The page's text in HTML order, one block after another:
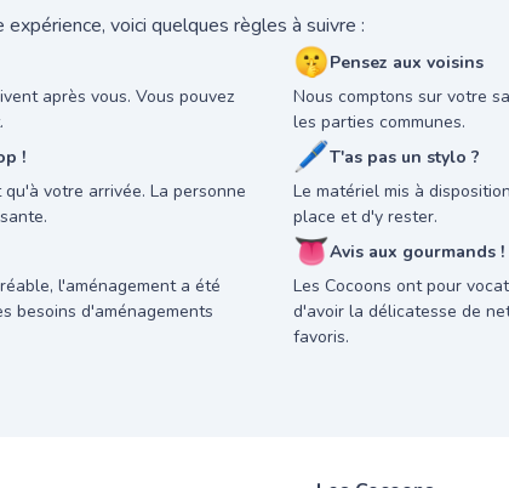
voici quelques règles à suivre :
après vous. Vous pouvez
!
votre arrivée. La personne
l'aménagement a été
besoins d'aménagements
🤫Pensez aux voisins
Nous comptons sur votre
les parties communes.
🖊T'as pas un stylo ?
Le matériel mis à
place et d'y rester.
👅Avis aux gourmands !
Les Cocoons ont pour
d'avoir la délicatesse de
favoris.